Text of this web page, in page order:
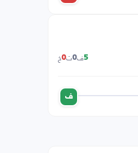
5ف0ت0خ
ف